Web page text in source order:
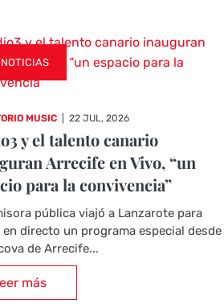
NOTICIAS
MUSIC 22 JUL, 2026
y el talento canario
Arrecife en Vivo, “un
para la convivencia”
pública viajó a Lanzarote para
directo un programa especial desde
de Arrecife...
más